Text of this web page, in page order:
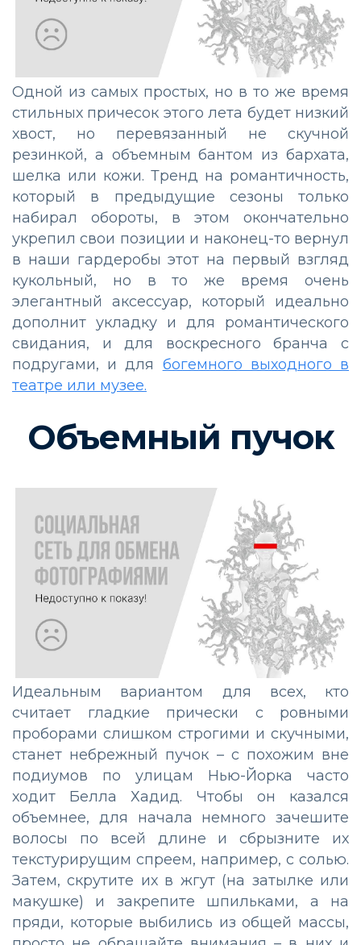
Одной из самых простых, но в то же время
стильных причесок этого лета будет низкий
хвост, но перевязанный не скучной
резинкой, а объемным бантом из бархата,
шелка или кожи. Тренд на романтичность,
который в предыдущие сезоны только
набирал обороты, в этом окончательно
укрепил свои позиции и наконец-то вернул
в наши гардеробы этот на первый взгляд
кукольный, но в то же время очень
элегантный аксессуар, который идеально
дополнит укладку и для романтического
свидания, и для воскресного бранча с
подругами, и для богемного выходного в
театре или музее.
Объемный пучок
Идеальным вариантом для всех, кто
считает гладкие прически с ровными
проборами слишком строгими и скучными,
станет небрежный пучок – с похожим вне
подиумов по улицам Нью-Йорка часто
ходит Белла Хадид. Чтобы он казался
объемнее, для начала немного зачешите
волосы по всей длине и сбрызните их
текстурирущим спреем, например, с солью.
Затем, скрутите их в жгут (на затылке или
макушке) и закрепите шпильками, а на
пряди, которые выбились из общей массы,